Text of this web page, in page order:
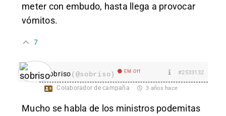
meter con embudo, hasta llega a provocar
vómitos.
7
sobriso(@sobriso) EM Off #2533132
Colaborador de campaña 3 años hace
Mucho se habla de los ministros podemitas